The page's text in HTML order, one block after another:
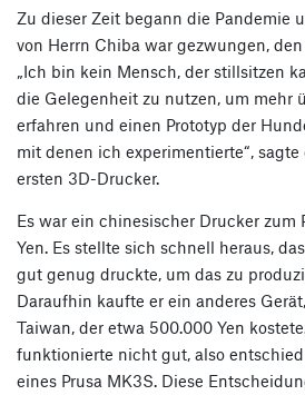
Zu dieser Zeit begann die Pandemie
von Herrn Chiba war gezwungen,
„Ich bin kein Mensch, der stillsitzen
die Gelegenheit zu nutzen, um mehr
erfahren und einen Prototyp der
mit denen ich experimentierte“,
ersten 3D-Drucker.
Es war ein chinesischer Drucker zum
Yen. Es stellte sich schnell heraus,
gut genug druckte, um das zu
Daraufhin kaufte er ein anderes
Taiwan, der etwa 500.000 Yen
funktionierte nicht gut, also
eines Prusa MK3S. Diese